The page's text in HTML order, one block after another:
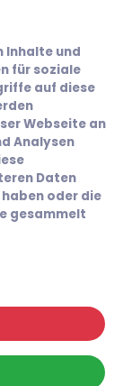
Inhalte und
für soziale
auf diese
Webseite an
Analysen
Daten
oder die
gesammelt